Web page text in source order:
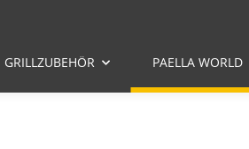
GRILLZUBEHÖR PAELLA WORLD